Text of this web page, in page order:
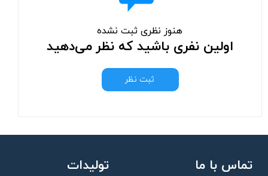
هنوز نظری ثبت نشده
اولین نفری باشید که نظر می‌دهید
ثبت نظر
تماس با ما تولیدات